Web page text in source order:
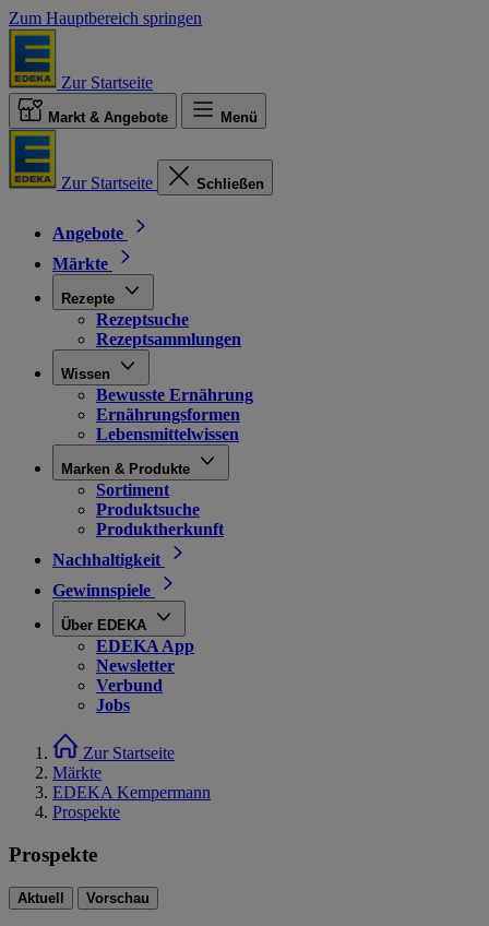
Zum Hauptbereich springen
Zur Startseite
Markt & Angebote Menü
Zur Startseite Schließen
Angebote
Märkte
Rezepte
Rezeptsuche
Rezeptsammlungen
Wissen
Bewusste Ernährung
Ernährungsformen
Lebensmittelwissen
Marken & Produkte
Sortiment
Produktsuche
Produktherkunft
Nachhaltigkeit
Gewinnspiele
Über EDEKA
EDEKA App
Newsletter
Verbund
Jobs
Zur Startseite
Märkte
EDEKA Kempermann
Prospekte
Prospekte
Aktuell Vorschau